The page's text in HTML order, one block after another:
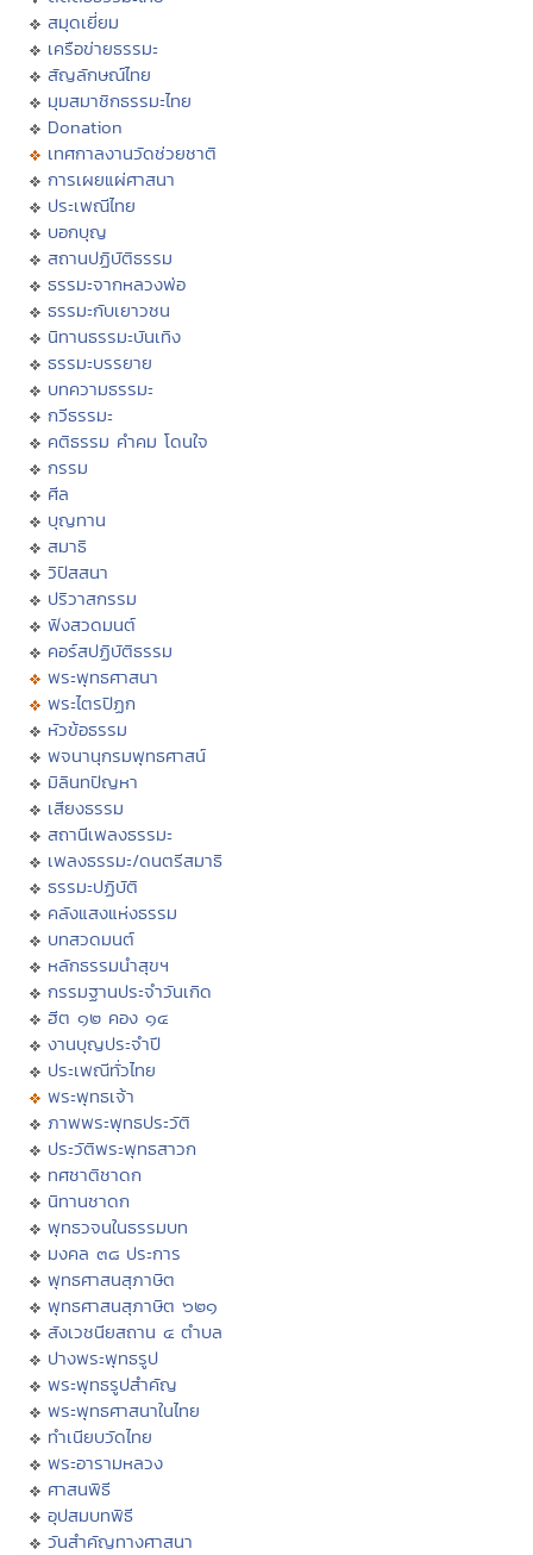
สมุดเยี่ยม
เครือข่ายธรรมะ
สัญลักษณ์ไทย
มุมสมาชิกธรรมะไทย
Donation
เทศกาลงานวัดช่วยชาติ
การเผยแผ่ศาสนา
ประเพณีไทย
บอกบุญ
สถานปฏิบัติธรรม
ธรรมะจากหลวงพ่อ
ธรรมะกับเยาวชน
นิทานธรรมะบันเทิง
ธรรมะบรรยาย
บทความธรรมะ
กวีธรรมะ
คติธรรม คำคม โดนใจ
กรรม
ศีล
บุญทาน
สมาธิ
วิปัสสนา
ปริวาสกรรม
ฟังสวดมนต์
คอร์สปฏิบัติธรรม
พระพุทธศาสนา
พระไตรปิฏก
หัวข้อธรรม
พจนานุกรมพุทธศาสน์
มิลินทปัญหา
เสียงธรรม
สถานีเพลงธรรมะ
เพลงธรรมะ/ดนตรีสมาธิ
ธรรมะปฏิบัติ
คลังแสงแห่งธรรม
บทสวดมนต์
หลักธรรมนำสุขฯ
กรรมฐานประจำวันเกิด
ฮีต ๑๒ คอง ๑๔
งานบุญประจำปี
ประเพณีทั่วไทย
พระพุทธเจ้า
ภาพพระพุทธประวัติ
ประวัติพระพุทธสาวก
ทศชาติชาดก
นิทานชาดก
พุทธวจนในธรรมบท
มงคล ๓๘ ประการ
พุทธศาสนสุภาษิต
พุทธศาสนสุภาษิต ๖๒๑
สังเวชนียสถาน ๔ ตำบล
ปางพระพุทธรูป
พระพุทธรูปสำคัญ
พระพุทธศาสนาในไทย
ทำเนียบวัดไทย
พระอารามหลวง
ศาสนพิธี
อุปสมบทพิธี
วันสำคัญทางศาสนา